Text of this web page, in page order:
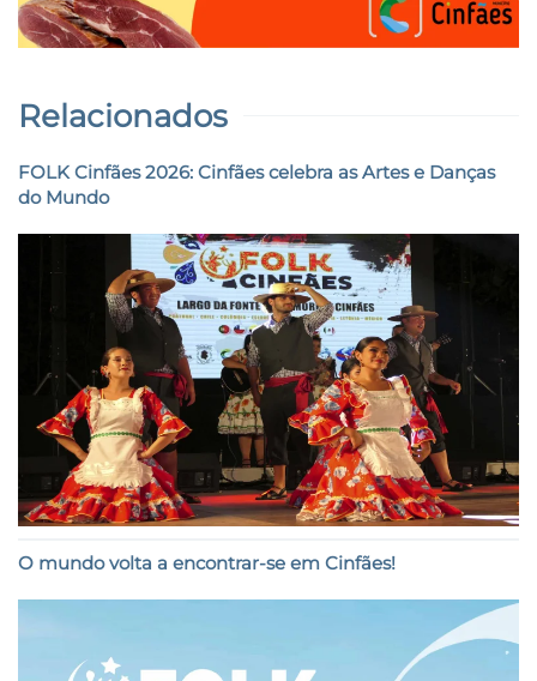
Relacionados
FOLK Cinfães 2026: Cinfães celebra as Artes e Danças
do Mundo
O mundo volta a encontrar-se em Cinfães!